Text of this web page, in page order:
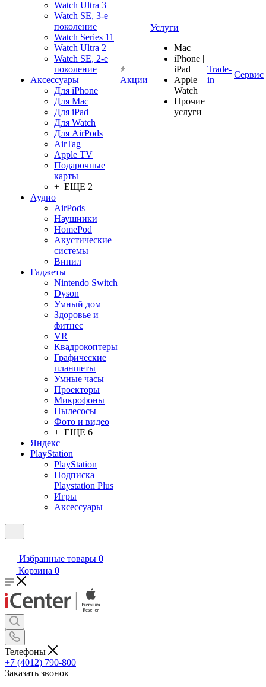
Watch Ultra 3
Watch SE, 3-е
поколение
Watch Series 11
Watch Ultra 2
Watch SE, 2-е
поколение
Аксессуары
Для iPhone
Для Mac
Для iPad
Для Watch
Для AirPods
AirTag
Apple TV
Подарочные
карты
+ ЕЩЕ 2
Аудио
AirPods
Наушники
HomePod
Акустические
системы
Винил
Гаджеты
Nintendo Switch
Dyson
Умный дом
Здоровье и
фитнес
VR
Квадрокоптеры
Графические
планшеты
Умные часы
Проекторы
Микрофоны
Пылесосы
Фото и видео
+ ЕЩЕ 6
Яндекс
PlayStation
PlayStation
Подписка
Playstation Plus
Игры
Аксессуары
Акции
Услуги
Mac
iPhone |
iPad
Apple
Watch
Прочие
услуги
Trade-
in
Сервис
Избранные товары 0
Корзина 0
Телефоны
+7 (4012) 790-800
Заказать звонок